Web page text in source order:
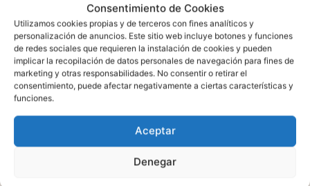
Consentimiento de Cookies
Utilizamos cookies propias y de terceros con fines analíticos y
personalización de anuncios. Este sitio web incluye botones y funciones
de redes sociales que requieren la instalación de cookies y pueden
implicar la recopilación de datos personales de navegación para fines de
marketing y otras responsabilidades. No consentir o retirar el
consentimiento, puede afectar negativamente a ciertas características y
funciones.
Aceptar
Denegar